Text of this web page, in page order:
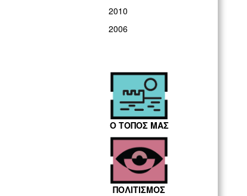
2010
2006
Ο ΤΟΠΟΣ ΜΑΣ
ΠΟΛΙΤΙΣΜΟΣ